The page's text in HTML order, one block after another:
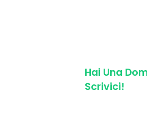
Hai Una
Scrivici!